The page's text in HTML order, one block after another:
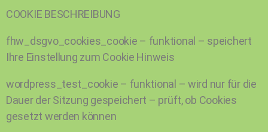
COOKIE BESCHREIBUNG
fhw_dsgvo_cookies_cookie – funktional – speichert
Ihre Einstellung zum Cookie Hinweis
wordpress_test_cookie – funktional – wird nur für die
Dauer der Sitzung gespeichert – prüft, ob Cookies
gesetzt werden können